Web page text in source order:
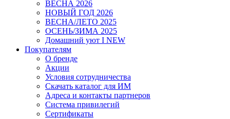
ВЕСНА 2026
НОВЫЙ ГОД 2026
ВЕСНА/ЛЕТО 2025
ОСЕНЬ/ЗИМА 2025
Домашний уют I NEW
Покупателям
О бренде
Акции
Условия сотрудничества
Скачать каталог для ИМ
Адреса и контакты партнеров
Система привилегий
Сертификаты